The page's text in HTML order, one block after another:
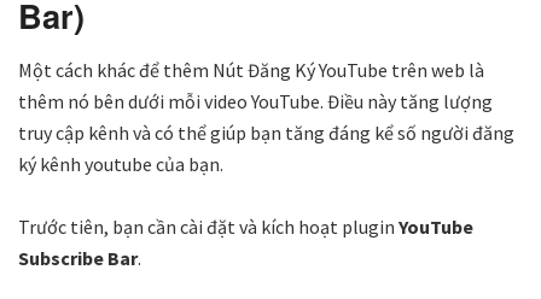
Bar)
Một cách khác để thêm Nút Đăng Ký YouTube trên web là
thêm nó bên dưới mỗi video YouTube. Điều này tăng lượng
truy cập kênh và có thể giúp bạn tăng đáng kể số người đăng
ký kênh youtube của bạn.
Trước tiên, bạn cần cài đặt và kích hoạt plugin YouTube
Subscribe Bar.